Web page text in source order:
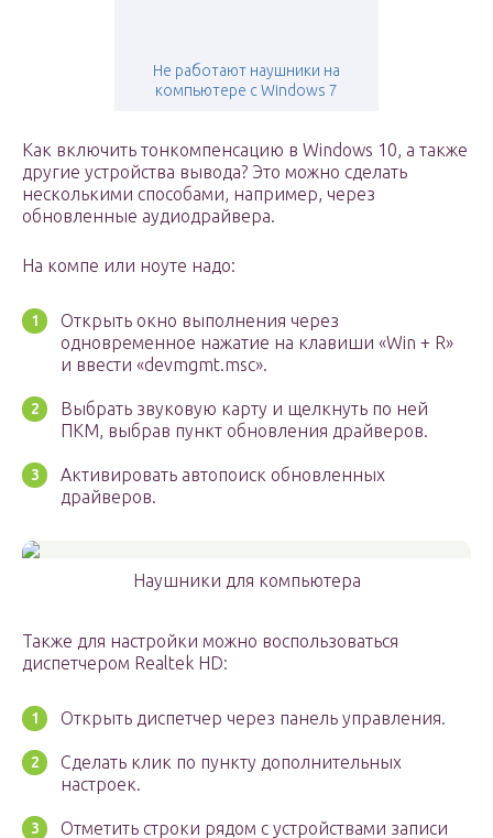
Не работают наушники на
компьютере с Windows 7
Как включить тонкомпенсацию в Windows 10, а также
другие устройства вывода? Это можно сделать
несколькими способами, например, через
обновленные аудиодрайвера.
На компе или ноуте надо:
Открыть окно выполнения через
одновременное нажатие на клавиши «Win + R»
и ввести «devmgmt.msc».
Выбрать звуковую карту и щелкнуть по ней
ПКМ, выбрав пункт обновления драйверов.
Активировать автопоиск обновленных
драйверов.
Наушники для компьютера
Также для настройки можно воспользоваться
диспетчером Realtek HD:
Открыть диспетчер через панель управления.
Сделать клик по пункту дополнительных
настроек.
Отметить строки рядом с устройствами записи